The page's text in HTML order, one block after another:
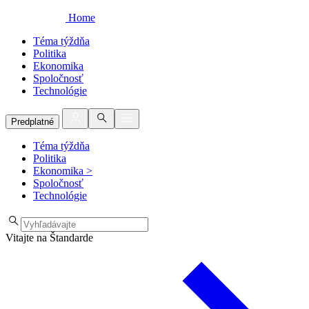
Home
Téma týždňa
Politika
Ekonomika
Spoločnosť
Technológie
Predplatné
Téma týždňa
Politika
Ekonomika >
Spoločnosť
Technológie
Vitajte na Štandarde